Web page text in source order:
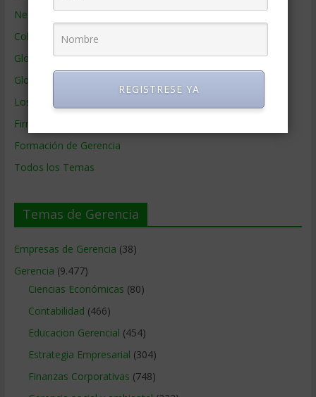
Negocios por País
Colaboradores de Gerencia
Glosario
Glosario Inglés – Español
Los mejores MBA
Firmas de Gerencia
Formación de Gerencia
Todos los Temas
Temas de Gerencia
Empresas de Gerencia (38)
Gerencia (9.477)
Ciencias Económicas (80)
Contabilidad (466)
Educacion Gerencial (454)
Estrategia Empresarial (304)
Finanzas Corporativas (748)
REGISTRESE YA